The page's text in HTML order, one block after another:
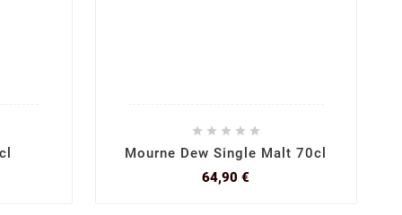
    
Mourne Dew Single Malt 70cl
64,90 €